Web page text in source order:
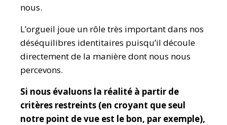
nous.
L’orgueil joue un rôle très important dans nos
déséquilibres identitaires puisqu’il découle
directement de la manière dont nous nous
percevons.
Si nous évaluons la réalité à partir de
critères restreints (en croyant que seul
notre point de vue est le bon, par exemple),